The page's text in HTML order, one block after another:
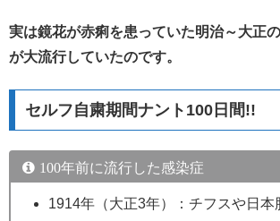
実は鏡花が赤痢を患っていた明治～大正
が大流行していたのです。
セルフ自粛期間ナント100日間!!
100年前に流行した感染症
1914年（大正3年）：チフスや日本